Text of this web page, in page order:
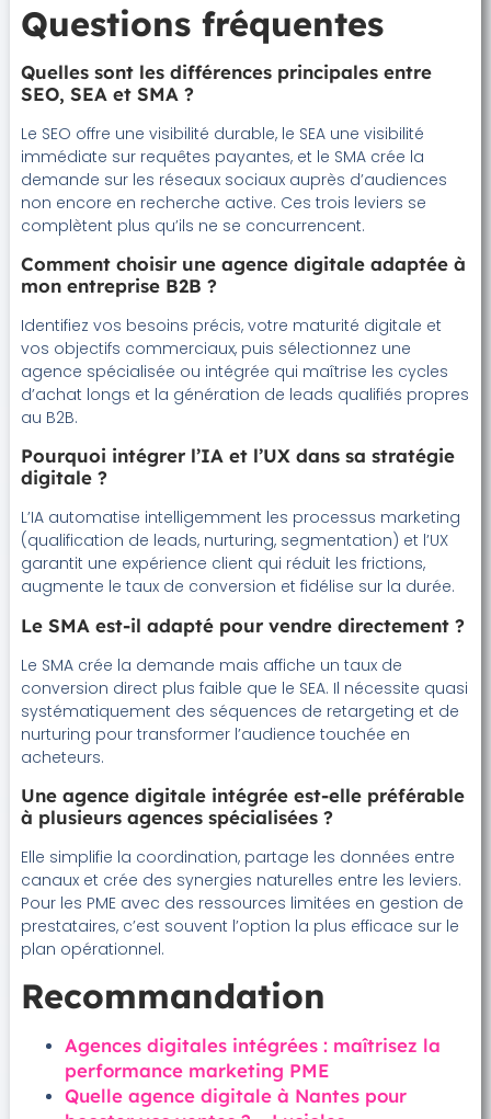
Questions fréquentes
Quelles sont les différences principales entre
SEO, SEA et SMA ?
Le SEO offre une visibilité durable, le SEA une visibilité
immédiate sur requêtes payantes, et le SMA crée la
demande sur les réseaux sociaux auprès d’audiences
non encore en recherche active. Ces trois leviers se
complètent plus qu’ils ne se concurrencent.
Comment choisir une agence digitale adaptée à
mon entreprise B2B ?
Identifiez vos besoins précis, votre maturité digitale et
vos objectifs commerciaux, puis sélectionnez une
agence spécialisée ou intégrée qui maîtrise les cycles
d’achat longs et la génération de leads qualifiés propres
au B2B.
Pourquoi intégrer l’IA et l’UX dans sa stratégie
digitale ?
L’IA automatise intelligemment les processus marketing
(qualification de leads, nurturing, segmentation) et l’UX
garantit une expérience client qui réduit les frictions,
augmente le taux de conversion et fidélise sur la durée.
Le SMA est-il adapté pour vendre directement ?
Le SMA crée la demande mais affiche un taux de
conversion direct plus faible que le SEA. Il nécessite quasi
systématiquement des séquences de retargeting et de
nurturing pour transformer l’audience touchée en
acheteurs.
Une agence digitale intégrée est-elle préférable
à plusieurs agences spécialisées ?
Elle simplifie la coordination, partage les données entre
canaux et crée des synergies naturelles entre les leviers.
Pour les PME avec des ressources limitées en gestion de
prestataires, c’est souvent l’option la plus efficace sur le
plan opérationnel.
Recommandation
Agences digitales intégrées : maîtrisez la
performance marketing PME
Quelle agence digitale à Nantes pour